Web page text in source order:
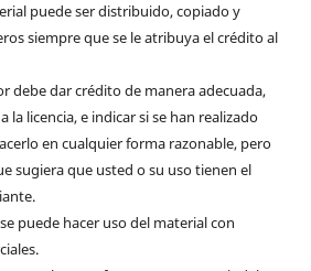
puede ser distribuido, copiado y
siempre que se le atribuya el crédito al
debe dar crédito de manera adecuada,
la licencia, e indicar si se han realizado
en cualquier forma razonable, pero
sugiera que usted o su uso tienen el
puede hacer uso del material con